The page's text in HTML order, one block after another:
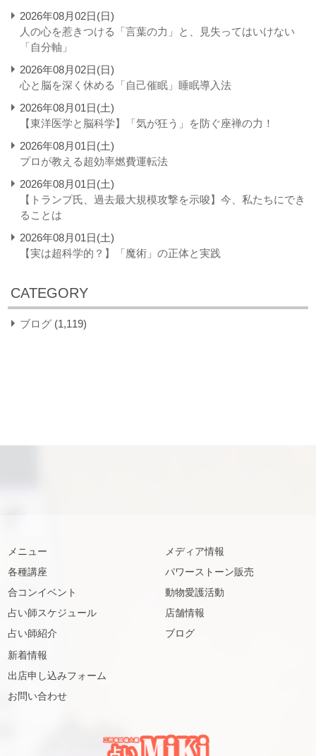
2026年08月02日(日)
人の心を惹きつける「言葉の力」と、見失ってはいけない
「自分軸」
2026年08月02日(日)
心と脳を深く休める「自己催眠」睡眠導入法
2026年08月01日(土)
【東洋医学と脳科学】「気が狂う」を防ぐ座禅の力！
2026年08月01日(土)
プロが教える超効率燃費運転法
2026年08月01日(土)
【トランプ氏、過去最大規模攻撃を示唆】今、私たちにでき
ることは
2026年08月01日(土)
【実は超科学的？】「魔術」の正体と実践
CATEGORY
ブログ (1,119)
メニュー
各種講座
合コンイベント
占い師スケジュール
占い師紹介
メディア情報
パワーストーン販売
動物愛護活動
店舗情報
ブログ
新着情報
出店申し込みフォーム
お問い合わせ